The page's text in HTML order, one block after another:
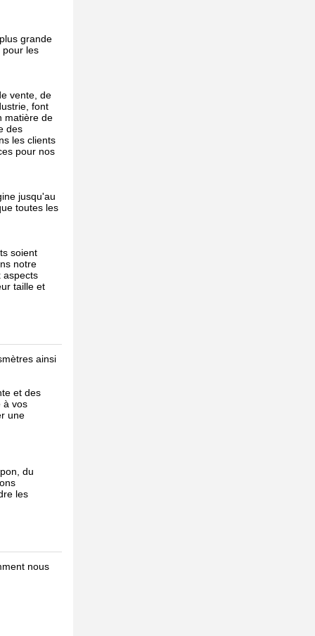
grande
pour les
vente, de
font
matière de
des
les clients
pour nos
jusqu'au
toutes les
soient
notre
aspects
taille et
ainsi
et des
à vos
une
du
les
nous